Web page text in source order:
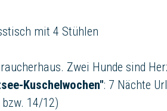
mit 4 Stühlen
Zwei Hunde sind
Kuschelwochen": 7 Nächte
14/12)